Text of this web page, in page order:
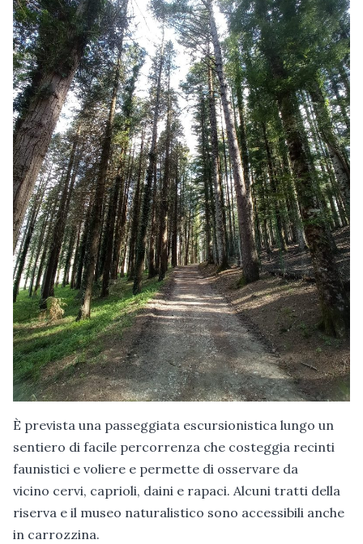
È prevista una passeggiata escursionistica lungo un
sentiero di facile percorrenza che costeggia recinti
faunistici e voliere e permette di osservare da
vicino cervi, caprioli, daini e rapaci. Alcuni tratti della
riserva e il museo naturalistico sono accessibili anche
in carrozzina.